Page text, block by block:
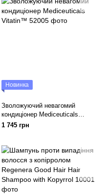
Новинка
Зволожуючий невагомий
кондиціонер Mediceuticals
Vitatin™
1 745 грн